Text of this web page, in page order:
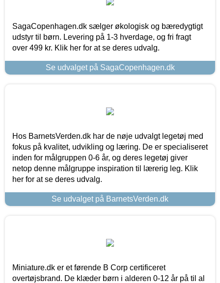
SagaCopenhagen.dk sælger økologisk og bæredygtigt
udstyr til børn. Levering på 1-3 hverdage, og fri fragt
over 499 kr. Klik her for at se deres udvalg.
Se udvalget på SagaCopenhagen.dk
Hos BarnetsVerden.dk har de nøje udvalgt legetøj med
fokus på kvalitet, udvikling og læring. De er specialiseret
inden for målgruppen 0-6 år, og deres legetøj giver
netop denne målgruppe inspiration til lærerig leg. Klik
her for at se deres udvalg.
Se udvalget på BarnetsVerden.dk
Miniature.dk er et førende B Corp certificeret
overtøjsbrand. De klæder børn i alderen 0-12 år på til al